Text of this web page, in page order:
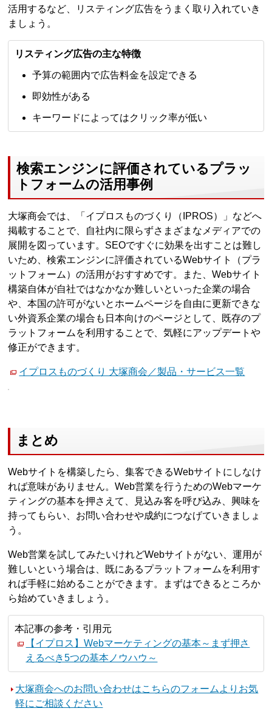
活用するなど、リスティング広告をうまく取り入れていき
ましょう。
リスティング広告の主な特徴
予算の範囲内で広告料金を設定できる
即効性がある
キーワードによってはクリック率が低い
検索エンジンに評価されているプラッ
トフォームの活用事例
大塚商会では、「イプロスものづくり（IPROS）」などへ
掲載することで、自社内に限らずさまざまなメディアでの
展開を図っています。SEOですぐに効果を出すことは難し
いため、検索エンジンに評価されているWebサイト（プラ
ットフォーム）の活用がおすすめです。また、Webサイト
構築自体が自社ではなかなか難しいといった企業の場合
や、本国の許可がないとホームページを自由に更新できな
い外資系企業の場合も日本向けのページとして、既存のプ
ラットフォームを利用することで、気軽にアップデートや
修正ができます。
イプロスものづくり 大塚商会／製品・サービス一覧
まとめ
Webサイトを構築したら、集客できるWebサイトにしなけ
れば意味がありません。Web営業を行うためのWebマーケ
ティングの基本を押さえて、見込み客を呼び込み、興味を
持ってもらい、お問い合わせや成約につなげていきましょ
う。
Web営業を試してみたいけれどWebサイトがない、運用が
難しいという場合は、既にあるプラットフォームを利用す
れば手軽に始めることができます。まずはできるところか
ら始めていきましょう。
本記事の参考・引用元
【イプロス】Webマーケティングの基本～まず押さ
えるべき5つの基本ノウハウ～
大塚商会へのお問い合わせはこちらのフォームよりお気
軽にご相談ください